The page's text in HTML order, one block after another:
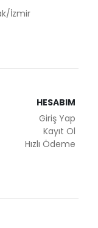
İzmir
HESABIM
Giriş Yap
Kayıt Ol
Hızlı Ödeme